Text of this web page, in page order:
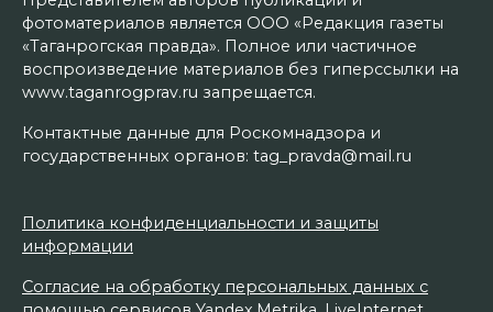
фотоматериалов является ООО «Редакция газеты
«Таганрогская правда». Полное или частичное
воспроизведение материалов без гиперссылки на
www.taganrogprav.ru запрещается.
Контактные данные для Роскомнадзора и
государственных органов: tag_pravda@mail.ru
Политика конфиденциальности и защиты
информации
Согласие на обработку персональных данных с